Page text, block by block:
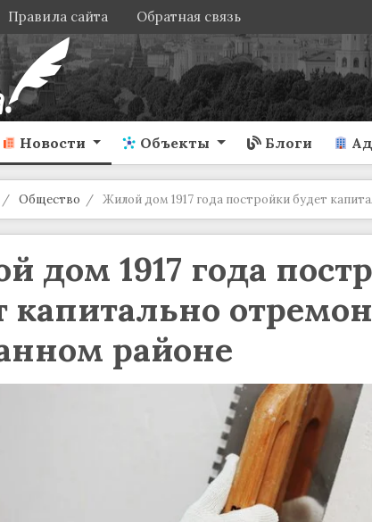
Правила сайта Обратная связь
Новости Объекты Блоги
Общество Жилой дом 1917 года постройки будет
дом 1917 года
капитально
районе